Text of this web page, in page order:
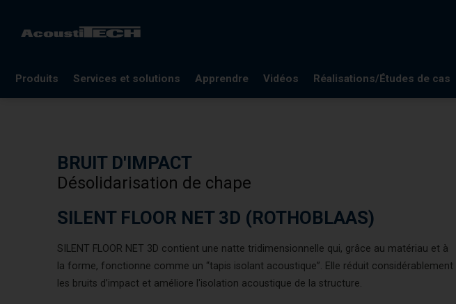
Produits Services et solutions Apprendre
Blogues
Vidéos Réalisations/Études de cas
BRUIT D'IMPACT
Désolidarisation de chape
SILENT FLOOR NET 3D (ROTHOBLAAS)
SILENT FLOOR NET 3D contient une natte tridimensionnelle qui, grâce au matériau et à
la forme, fonctionne comme un “tapis isolant acoustique”. Elle réduit considérablement
les bruits d’impact et améliore l'isolation acoustique de la structure.